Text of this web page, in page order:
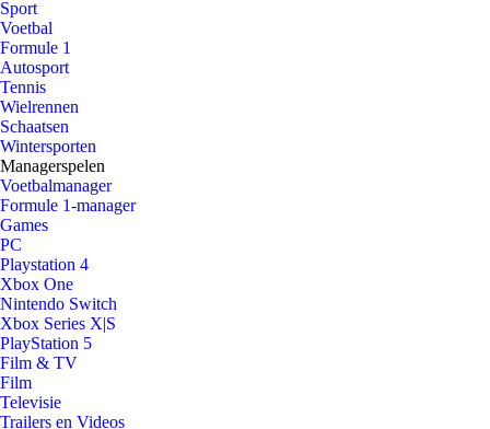
Sport
Voetbal
Formule 1
Autosport
Tennis
Wielrennen
Schaatsen
Wintersporten
Managerspelen
Voetbalmanager
Formule 1-manager
Games
PC
Playstation 4
Xbox One
Nintendo Switch
Xbox Series X|S
PlayStation 5
Film & TV
Film
Televisie
Trailers en Videos